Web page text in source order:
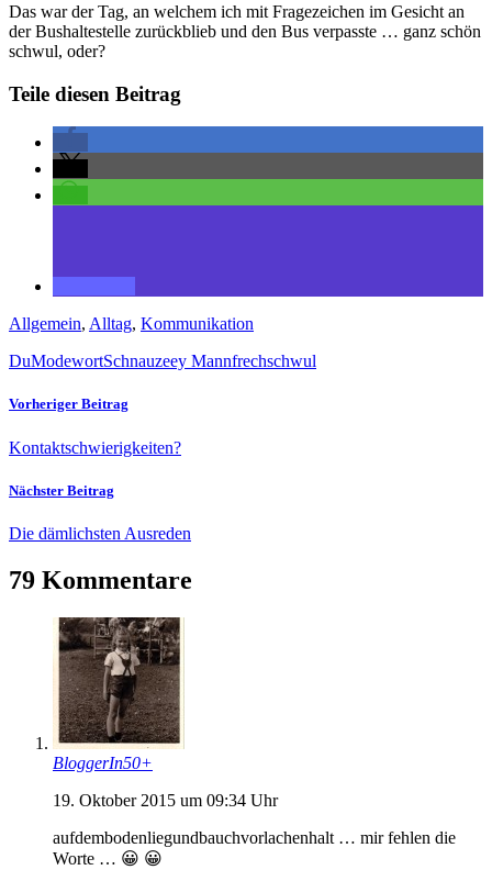
Das war der Tag, an welchem ich mit Fragezeichen im Gesicht an
der Bushaltestelle zurückblieb und den Bus verpasste … ganz schön
schwul, oder?
Teile diesen Beitrag
Allgemein, Alltag, Kommunikation
DuModewortSchnauzeey Mannfrechschwul
Vorheriger Beitrag
Kontaktschwierigkeiten?
Nächster Beitrag
Die dämlichsten Ausreden
79 Kommentare
BloggerIn50+
19. Oktober 2015 um 09:34 Uhr
aufdembodenliegundbauchvorlachenhalt … mir fehlen die
Worte … 😀 😀